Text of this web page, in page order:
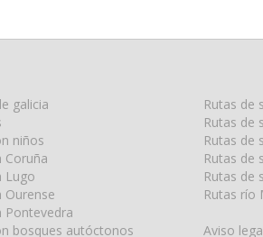
galicia
niños
Coruña
Lugo
Ourense
Pontevedra
bosques autóctonos
Rutas de
Rutas de
Rutas de
Rutas de
Rutas de
Rutas río
Aviso